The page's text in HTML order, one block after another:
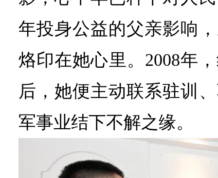
年投身公益的父亲影响
烙印在她心里。2008年
后，她便主动联系驻训
军事业结下不解之缘。